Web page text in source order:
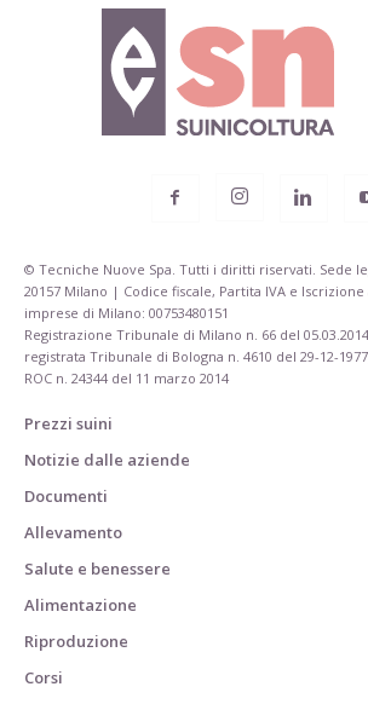
© Tecniche Nuove Spa. Tutti i diritti riservati. Sede
20157 Milano | Codice fiscale, Partita IVA e
imprese di Milano: 00753480151
Registrazione Tribunale di Milano n. 66 del
registrata Tribunale di Bologna n. 4610 del 29-12-
ROC n. 24344 del 11 marzo 2014
Prezzi suini
Notizie dalle aziende
Documenti
Allevamento
Salute e benessere
Alimentazione
Riproduzione
Corsi